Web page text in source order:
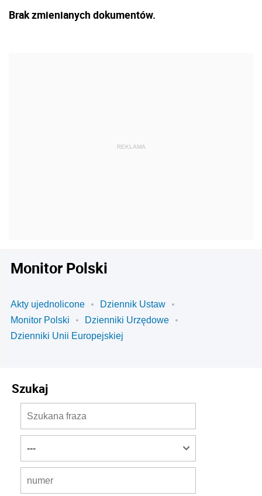
Brak zmienianych dokumentów.
Monitor Polski
Akty ujednolicone
Dziennik Ustaw
Monitor Polski
Dzienniki Urzędowe
Dzienniki Unii Europejskiej
Szukaj